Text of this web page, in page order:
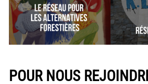
POUR NOUS